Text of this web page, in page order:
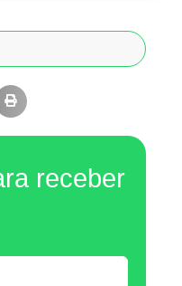
receber